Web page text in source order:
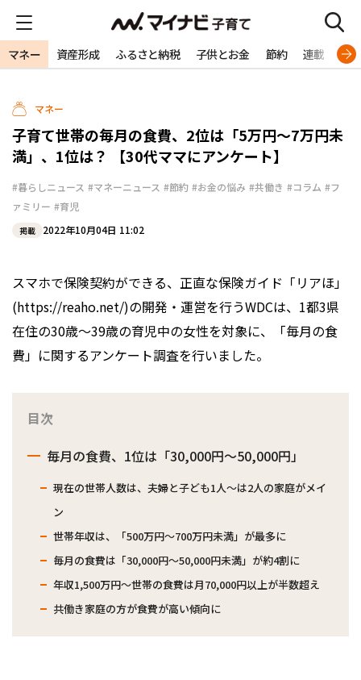
マネー 資産形成 ふるさと納税 子供とお金 節約 連載 特
マネー
子育て世帯の毎月の食費、2位は「5万円～7万円未
満」、1位は？ 【30代ママにアンケート】
#暮らしニュース #マネーニュース #節約 #お金の悩み #共働き #コラム #フ
ァミリー #育児
掲載 2022年10月04日 11:02
スマホで保険契約ができる、正直な保険ガイド「リアほ」
(https://reaho.net/)の開発・運営を行うWDCは、1都3県
在住の30歳～39歳の育児中の女性を対象に、「毎月の食
費」に関するアンケート調査を行いました。
目次
毎月の食費、1位は「30,000円～50,000円」
現在の世帯人数は、夫婦と子ども1人〜は2人の家庭がメイ
ン
世帯年収は、「500万円～700万円未満」が最多に
毎月の食費は「30,000円～50,000円未満」が約4割に
年収1,500万円～世帯の食費は月70,000円以上が半数超え
共働き家庭の方が食費が高い傾向に